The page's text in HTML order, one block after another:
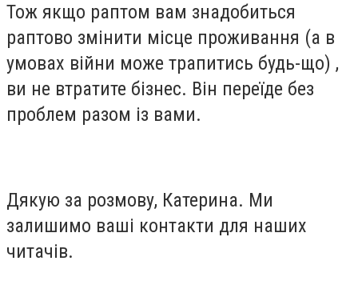
Тож якщо раптом вам знадобиться
раптово змінити місце проживання (а в
умовах війни може трапитись будь-що) ,
ви не втратите бізнес. Він переїде без
проблем разом із вами.
Дякую за розмову, Катерина. Ми
залишимо ваші контакти для наших
читачів.